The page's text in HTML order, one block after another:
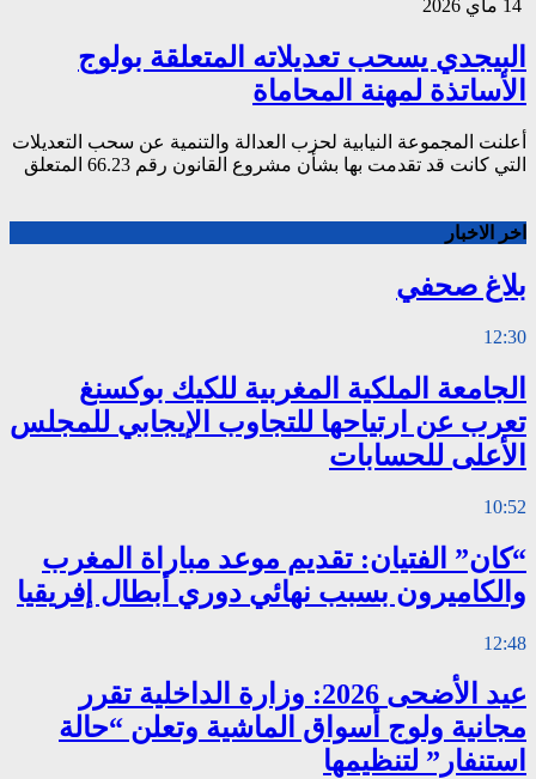
البيجدي يسحب تعديلاته المتعلقة بولوج
الأساتذة لمهنة المحاماة
أعلنت المجموعة النيابية لحزب العدالة والتنمية عن سحب التعديلات
التي كانت قد تقدمت بها بشأن مشروع القانون رقم 66.23 المتعلق
اخر الاخبار
بلاغ صحفي
12:30
الجامعة الملكية المغربية للكيك بوكسنغ
تعرب عن ارتياحها للتجاوب الإيجابي للمجلس
الأعلى للحسابات
10:52
“كان” الفتيان: تقديم موعد مباراة المغرب
والكاميرون بسبب نهائي دوري أبطال إفريقيا
12:48
عيد الأضحى 2026: وزارة الداخلية تقرر
مجانية ولوج أسواق الماشية وتعلن “حالة
استنفار” لتنظيمها